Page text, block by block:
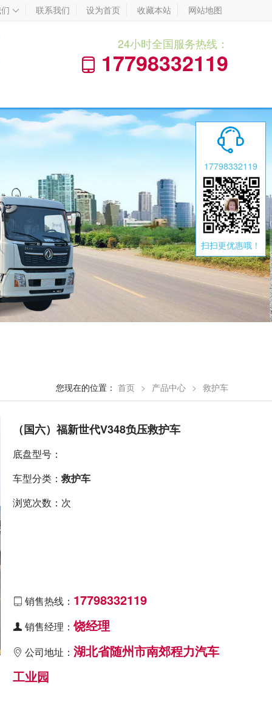
 联系我们 设为首页 收藏本站 网站地图
24小时全国服务热线：
 17798332119
您现在的位置： 首页 > 产品中心 > 救护车
（国六）福新世代V348负压救护车
底盘型号：
车型分类：救护车
浏览次数：次
 销售热线： 17798332119
 销售经理： 饶经理
 公司地址： 湖北省随州市南郊程力汽车
工业园

17798332119
扫扫更优惠哦！